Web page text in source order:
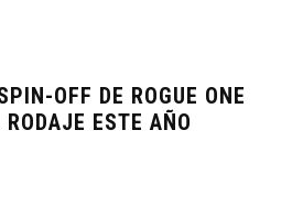
OFF DE ROGUE ONE
ESTE AÑO